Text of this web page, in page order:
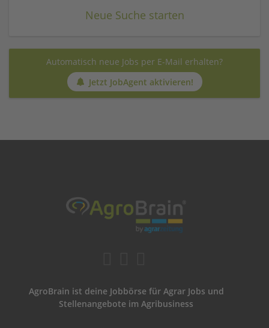
Neue Suche starten
Automatisch neue Jobs per E-Mail erhalten?
Jetzt JobAgent aktivieren!
AgroBrain ist deine Jobbörse für Agrar Jobs und
Stellenangebote im Agribusiness